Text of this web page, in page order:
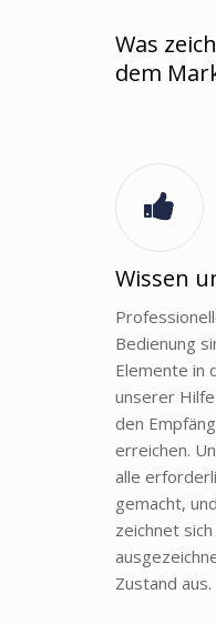
Was
dem
Wissen
Bedienung
Elemente in
unserer
den
erreichen.
alle
gemacht,
zeichnet
Zustand aus.